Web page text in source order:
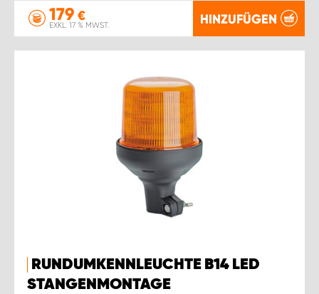
179 €
EXKL. 17 % MWST. HINZUFÜGEN
RUNDUMKENNLEUCHTE B14 LED
STANGENMONTAGE